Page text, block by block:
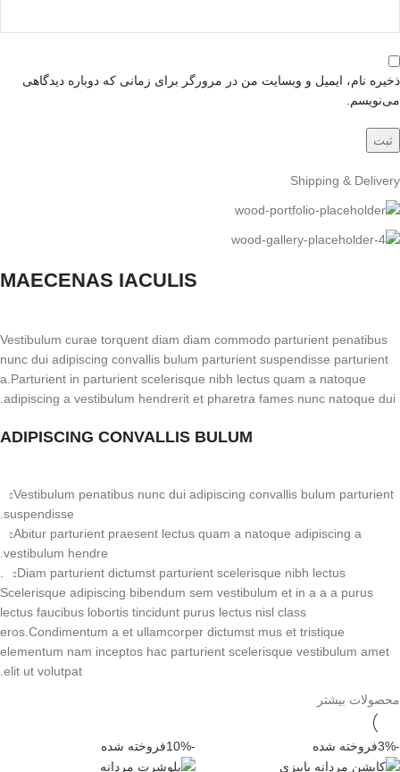
ذخیره نام، ایمیل و وبسایت من در مرورگر برای زمانی که دوباره دیدگاهی
می‌نویسم.
Shipping & Delivery
MAECENAS IACULIS
Vestibulum curae torquent diam diam commodo parturient penatibus
nunc dui adipiscing convallis bulum parturient suspendisse parturient
a.Parturient in parturient scelerisque nibh lectus quam a natoque
adipiscing a vestibulum hendrerit et pharetra fames nunc natoque dui.
ADIPISCING CONVALLIS BULUM
Vestibulum penatibus nunc dui adipiscing convallis bulum parturient
suspendisse.
Abitur parturient praesent lectus quam a natoque adipiscing a
vestibulum hendre.
Diam parturient dictumst parturient scelerisque nibh lectus.
Scelerisque adipiscing bibendum sem vestibulum et in a a a purus
lectus faucibus lobortis tincidunt purus lectus nisl class
eros.Condimentum a et ullamcorper dictumst mus et tristique
elementum nam inceptos hac parturient scelerisque vestibulum amet
elit ut volutpat.
محصولات بیشتر
-3% فروخته شده -10% فروخته شده